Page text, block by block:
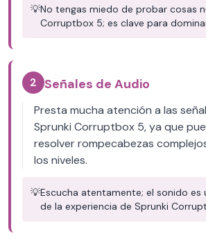
💡No tengas miedo de probar cosas
Corruptbox 5; es clave para
2 Señales de Audio
Presta mucha atención a las
Sprunki Corruptbox 5, ya que
resolver rompecabezas
los niveles.
💡Escucha atentamente; el sonido es
de la experiencia de Sprunki